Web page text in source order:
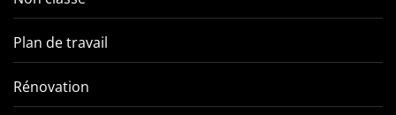
Plan de travail
Rénovation